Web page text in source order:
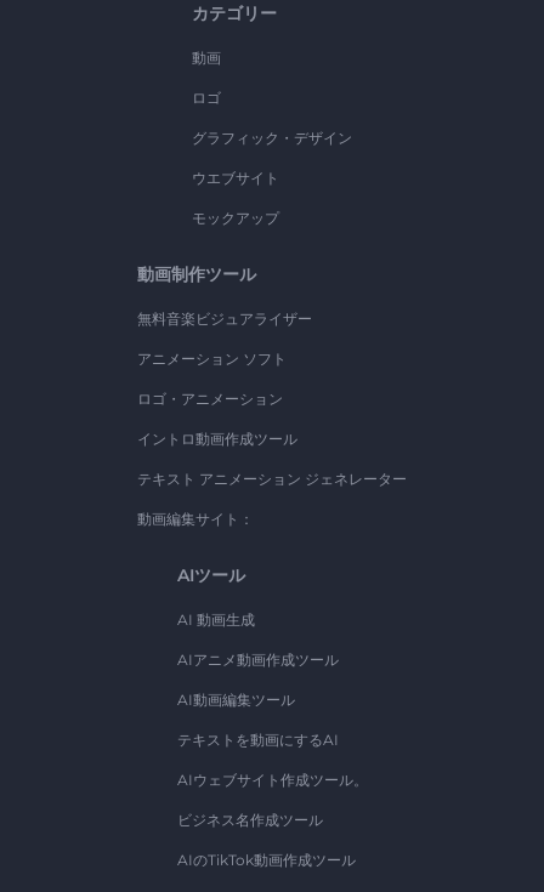
カテゴリー
動画
ロゴ
グラフィック・デザイン
ウエブサイト
モックアップ
動画制作ツール
無料音楽ビジュアライザー
アニメーション ソフト
ロゴ・アニメーション
イントロ動画作成ツール
テキスト アニメーション ジェネレーター
動画編集サイト：
AIツール
AI 動画生成
AIアニメ動画作成ツール
AI動画編集ツール
テキストを動画にするAI
AIウェブサイト作成ツール。
ビジネス名作成ツール
AIのTikTok動画作成ツール